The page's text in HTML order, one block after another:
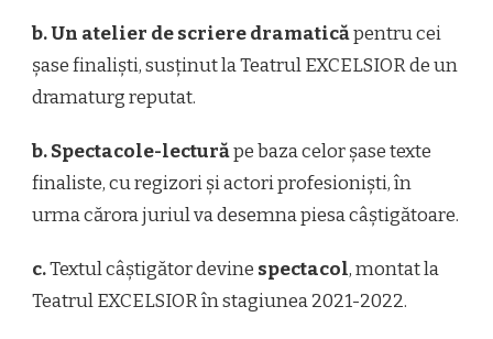
b. Un atelier de scriere dramaticăpentru cei
șase finaliști, susținut la Teatrul EXCELSIOR de un
dramaturg reputat.
b. Spectacole-lecturăpe baza celor șase texte
finaliste, cu regizori și actori profesioniști, în
urma cărora juriul va desemna piesa câștigătoare.
c.Textul câștigător devine spectacol, montat la
Teatrul EXCELSIOR în stagiunea 2021-2022.